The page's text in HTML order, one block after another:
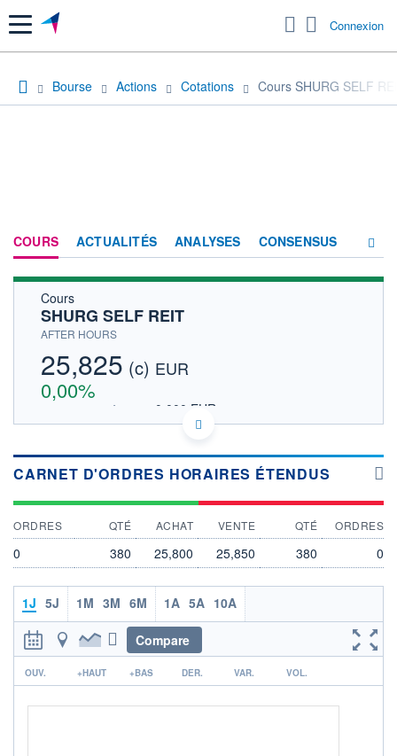
Menu Connexion
Bourse Actions Cotations Cours SHURG SELF
COURS ACTUALITÉS ANALYSES CONSENSUS
Cours
SHURG SELF REIT
AFTER HOURS
25,825 (c) EUR
0,00%
0,000 EUR
GG00BQZCBZ44 GG00BQZCBZ44
DONNÉES TEMPS RÉEL
Politique d'exécution
OUVERTURE
0,000
CLÔTURE VEILLE
0,000
26,250
+ BAS
25,500
VOLUME
0
CAPITAL ÉCHANGÉ
0,00%
VALORISATION
2 608 MEUR
LIMITE À LA
BAISSE
0,000
LIMITE À LA
HAUSSE
0,000
CARNET D'ORDRES HORAIRES ÉTENDUS
ORDRES QTÉ ACHAT VENTE QTÉ ORDRES
0 380 25,800 25,850 380 0
1J 5J 1M 3M 6M 1A 5A 10A
Compare
r
OUV. +HAUT +BAS DER. VAR. VOL.